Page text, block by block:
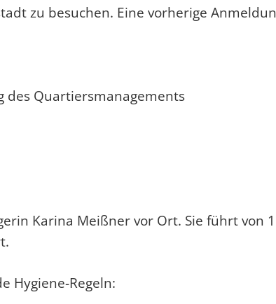
zu besuchen. Eine vorherige
des Quartiersmanagements
Karina Meißner vor Ort. Sie führt von
Hygiene-Regeln: